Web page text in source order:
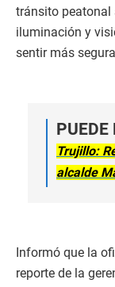
tránsito peatonal
iluminación y
sentir más
PUEDE
Trujillo:
alcalde
Informó que la
reporte de la